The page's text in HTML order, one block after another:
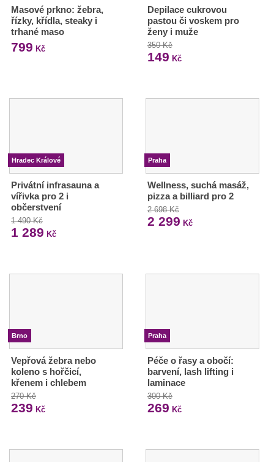
Masové prkno: žebra,
řízky, křídla, steaky i
trhané maso
799 Kč
Depilace cukrovou
pastou či voskem pro
ženy i muže
350 Kč
149 Kč
Hradec Králové
Privátní infrasauna a
vířivka pro 2 i
občerstvení
1 490 Kč
1 289 Kč
Praha
Wellness, suchá masáž,
pizza a billiard pro 2
2 698 Kč
2 299 Kč
Brno
Vepřová žebra nebo
koleno s hořčicí,
křenem i chlebem
270 Kč
239 Kč
Praha
Péče o řasy a obočí:
barvení, lash lifting i
laminace
300 Kč
269 Kč